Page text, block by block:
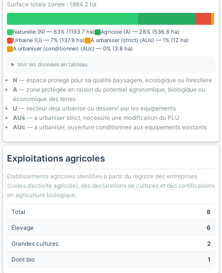
Surface totale zonee : 1884.2 ha
Naturelle (N) — 63% (1193.7 ha)
Agricole (A) — 28% (536.8 ha)
Urbaine (U) — 7% (137.9 ha)
A urbaniser (strict) (AUs) — 1% (12 ha)
A urbaniser (conditionnel) (AUc) — 0% (3.8 ha)
Voir les données en tableau
N — espace protege pour sa qualite paysagere, ecologique ou forestiere
A — zone protégée en raison du potentiel agronomique, biologique ou
économique des terres
U — secteur deja urbanise ou desservi par les equipements
AUs — a urbaniser strict, necessite une modification du PLU
AUc — a urbaniser, ouverture conditionnee aux equipements existants
Exploitations agricoles
Etablissements agricoles identifies a partir du registre des entreprises
(codes d’activite agricole), des declarations de cultures et des certifications
en agriculture biologique.
Total 8
Élevage 6
Grandes cultures 2
Dont bio 1